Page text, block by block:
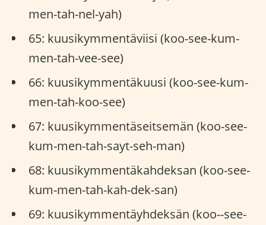
men-tah-nel-yah)
65: kuusikymmentäviisi (koo-see-kum-
men-tah-vee-see)
66: kuusikymmentäkuusi (koo-see-kum-
men-tah-koo-see)
67: kuusikymmentäseitsemän (koo-see-
kum-men-tah-sayt-seh-man)
68: kuusikymmentäkahdeksan (koo-see-
kum-men-tah-kah-dek-san)
69: kuusikymmentäyhdeksän (koo--see-